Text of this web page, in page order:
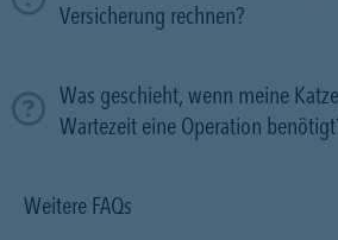
Versicherung rechnen?
Was geschieht, wenn meine
Wartezeit eine Operation
Weitere FAQs